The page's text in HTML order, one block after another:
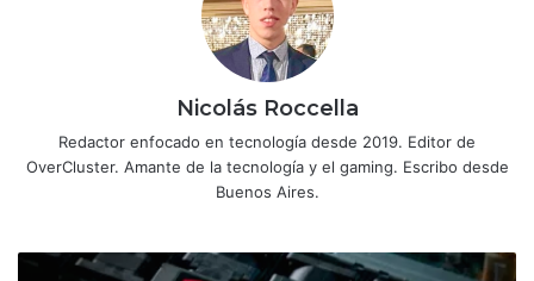
Nicolás Roccella
Redactor enfocado en tecnología desde 2019. Editor de
OverCluster. Amante de la tecnología y el gaming. Escribo desde
Buenos Aires.